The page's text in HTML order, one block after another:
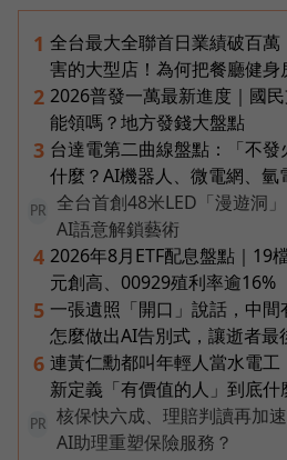
1 全台最大全聯首日業績破百
害的大型店！為何把餐廳健身
2 2026普發一萬最新進度｜國
能領嗎？地方發錢大盤點
3 台達電第二曲線盤點：「不發
什麼？AI機器人、微電網、氫
PR
全台首創48米LED「漫遊洞
AI語意解鎖藝術
4 2026年8月ETF配息盤點｜19
元創高、00929殖利率逾16%
5 一張遺照「開口」說話，中
怎麼做出AI告別式，讓逝者最
6 連黃仁勳都叫年輕人當水電
新定義「有價值的人」到底什
PR
核保快六成、理賠判讀再加
AI助理重塑保險服務？